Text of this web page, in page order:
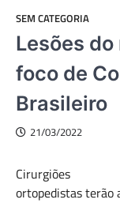
SEM CATEGORIA
Lesões
foco de
Brasileiro
21/03/2022
Cirurgiões
ortopedistas terão